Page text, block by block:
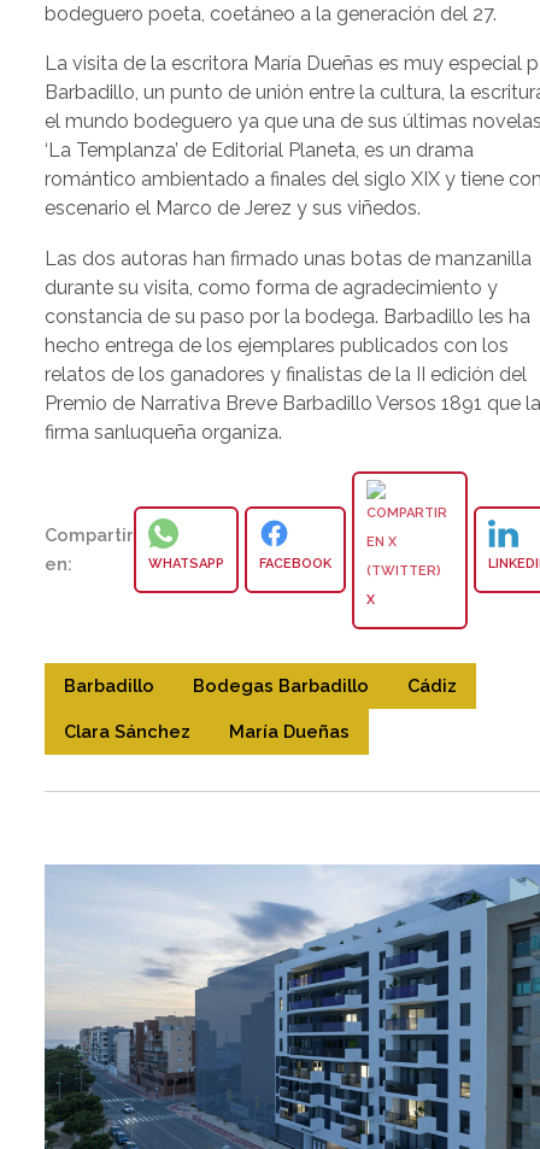
bodeguero poeta, coetáneo a la generación del 27.
La visita de la escritora María Dueñas es muy especial
Barbadillo, un punto de unión entre la cultura, la
el mundo bodeguero ya que una de sus últimas
‘La Templanza’ de Editorial Planeta, es un drama
romántico ambientado a finales del siglo XIX y tiene
escenario el Marco de Jerez y sus viñedos.
Las dos autoras han firmado unas botas de manzanilla
durante su visita, como forma de agradecimiento y
constancia de su paso por la bodega. Barbadillo les ha
hecho entrega de los ejemplares publicados con los
relatos de los ganadores y finalistas de la II edición del
Premio de Narrativa Breve Barbadillo Versos 1891 que
firma sanluqueña organiza.
Compartir
en:
WHATSAPP FACEBOOK
X
Barbadillo Bodegas Barbadillo Cádiz
Clara Sánchez María Dueñas